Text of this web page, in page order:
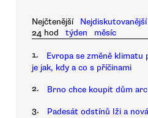
Nejčtenější
Nejdiskutovanější
24 hod
týden měsíc
1.
Evropa se změně klimatu
je jak, kdy a co s příčinami
2. Brno chce koupit dům
3. Padesát odstínů lži a